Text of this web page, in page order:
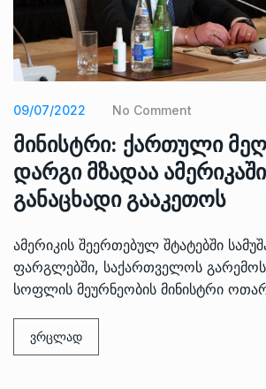
09/07/2022 No Comment
მინისტრი: ქართული
დარგი მზადაა
განაცხადი გააკეთოს
ამერიკის შეერთებულ შტატებში
ფარგლებში, საქართველოს
სოფლის მეურნეობის მინისტრი ოთარ
ვრცლად